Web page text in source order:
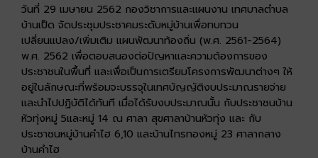
วันที่ 29 เมษายน 2562 กองวิชาการและแผนงาน เทศบาลตำบล
บ้านเป็ด จัดประชุมประชาคมระดับหมู่บ้านเพื่อทบทวน
เปลี่ยนแปลง/เพิ่มเติม แผนพัฒนาท้องถิ่น (พ.ศ. 2561-2564)
พ.ศ. 2562 เพื่อตอบสนองต่อปัญหาและความต้องการของ
ประชาชนในพื้นที่ และเพื่อเป็นการเตรียมโครงการพัฒนาต่างๆ ให้
อยู่ในลักษณะที่พร้อมจะบรรจุในเทศบัญญัติงบประมาณรายจ่าย
และนำไปปฏิบัติได้ทันที เมื่อได้รับงบประมาณนั้น กับประชาชนบ้าน
หัวทุ่งหมู่ 5และหมู่ 14 ณ ศาลา สุขศาลาบ้านหัวทุ่ง และ กับ
ประชาชนหมู่บ้านคำไฮ 6,10 และบ้านไทรทองหมู่ 23 ศาลากลาง
บ้านคำไฮ